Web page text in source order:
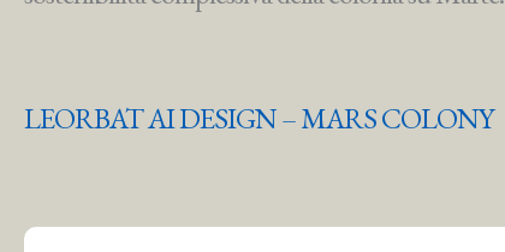
LEORBAT AI DESIGN – MARS COLONY